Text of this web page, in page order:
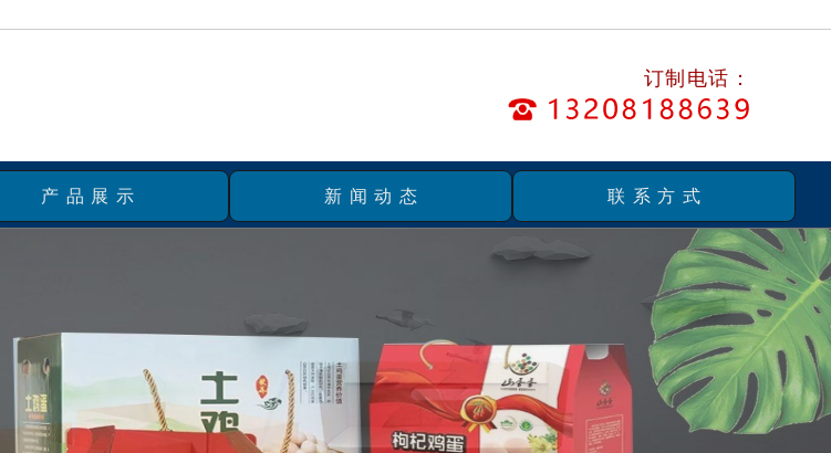
订制电话：
产品展示 新闻动态 联系方式